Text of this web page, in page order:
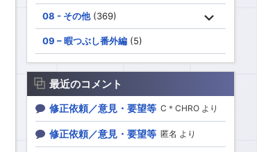
08 - その他(369)
09 – 暇つぶし番外編 (5)
最近のコメント
修正依頼／意見・要望等 C＊CHRO より
修正依頼／意見・要望等 匿名 より